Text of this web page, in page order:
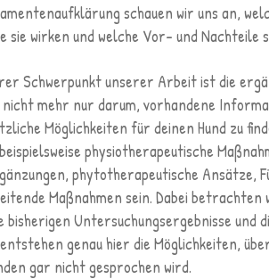
schauen wir uns an,
sie wirken und welche Vor- und Nachteile
Schwerpunkt unserer Arbeit ist die
nicht mehr nur darum, vorhandene
Möglichkeiten für deinen Hund zu
physiotherapeutische
phytotherapeutische Ansätze,
Maßnahmen sein. Dabei betrachten
bisherigen Untersuchungsergebnisse und
genau hier die Möglichkeiten,
gar nicht gesprochen wird.